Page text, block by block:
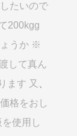
たいので
200kgg
ょうか ※
して真ん
ます 又
価格をおし
使用し